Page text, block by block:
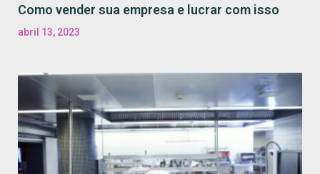
Como vender sua empresa e lucrar com isso
abril 13, 2023